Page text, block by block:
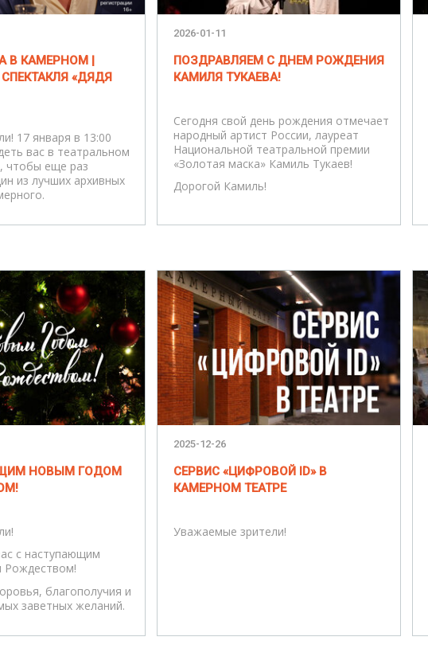
В КАМЕРНОМ |
«ДЯДЯ
17 января в 13:00
вас в театральном
чтобы еще раз
из лучших архивных
2026-01-11
ПОЗДРАВЛЯЕМ С ДНЕМ РОЖДЕНИЯ
КАМИЛЯ ТУКАЕВА!
Сегодня свой день рождения отмечает
народный артист России, лауреат
Национальной театральной премии
«Золотая маска» Камиль Тукаев!
Дорогой Камиль!
НОВЫМ ГОДОМ
с наступающим
Рождеством!
благополучия и
заветных желаний.
2025-12-26
СЕРВИС «ЦИФРОВОЙ ID» В
КАМЕРНОМ ТЕАТРЕ
Уважаемые зрители!